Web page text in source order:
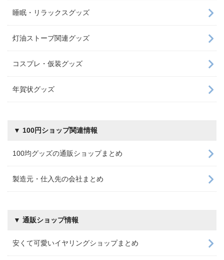
睡眠・リラックスグッズ
灯油ストーブ関連グッズ
コスプレ・仮装グッズ
年賀状グッズ
▼ 100円ショップ関連情報
100均グッズの通販ショップまとめ
製造元・仕入先の会社まとめ
▼ 通販ショップ情報
安くて可愛いイヤリングショップまとめ